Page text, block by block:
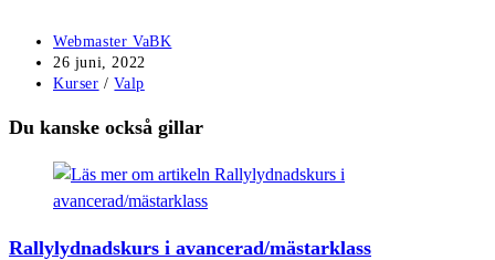
Inläggsförfattare:
Webmaster VaBK
Inlägget
publicerat:
26 juni, 2022
Inläggskategori:
Kurser / Valp
Du kanske också gillar
Rallylydnadskurs i avancerad/mästarklass